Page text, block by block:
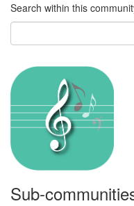
Search within this
Sub-